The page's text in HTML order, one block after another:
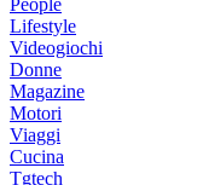
Lifestyle
Videogiochi
Donne
Magazine
Motori
Viaggi
Cucina
Tgtech